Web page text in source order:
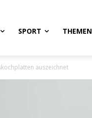
SPORT THEMEN
auszeichnet